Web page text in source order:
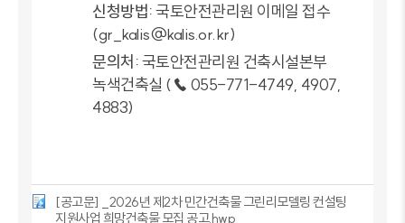
신청방법:국토안전관리원 이메일 접수
(gr_kalis@kalis.or.kr)
문의처:국토안전관리원 건축시설본부
녹색건축실 (☎ 055-771-4749, 4907,
4883)
[공고문] _2026년 제2차 민간건축물 그린리모델링 컨설팅
지원사업 희망건축물 모집 공고.hwp